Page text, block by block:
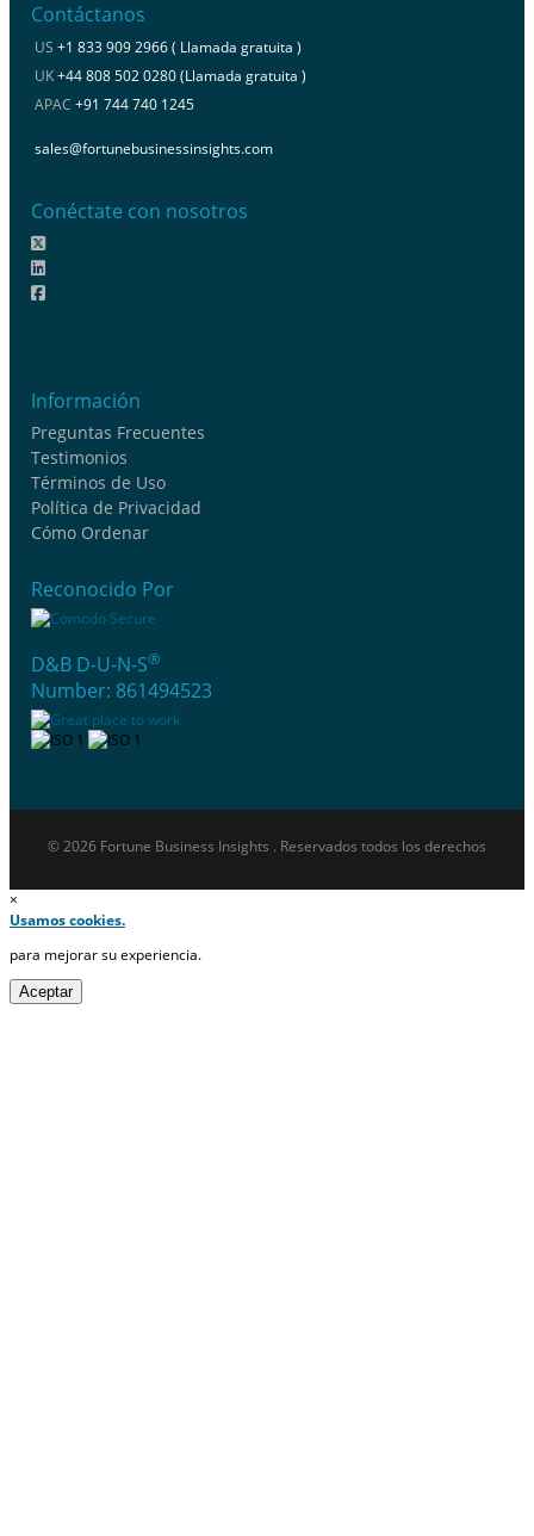
Contáctanos
US +1 833 909 2966 ( Llamada gratuita )
UK+44 808 502 0280 (Llamada gratuita )
APAC +91 744 740 1245
sales@fortunebusinessinsights.com
Conéctate con nosotros
Información
Preguntas Frecuentes
Testimonios
Términos de Uso
Política de Privacidad
Cómo Ordenar
Reconocido Por
D&B D-U-N-S®
Number: 861494523
© 2026 Fortune Business Insights . Reservados todos los derechos
×
Usamos cookies.
para mejorar su experiencia.
Aceptar